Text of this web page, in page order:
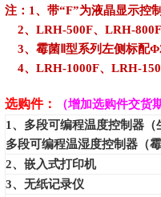
注：1、带“F”为液晶显示控
2、LRH-500F、LRH-
3、霉菌Ⅱ型系列左侧标配
4、LRH-1000F、LRH-
选购件： （增加选购件交货
1 、多段可编程温度控制器（
多段可编程温湿度控制器（霉
2、嵌入式打印机
3、无纸记录仪